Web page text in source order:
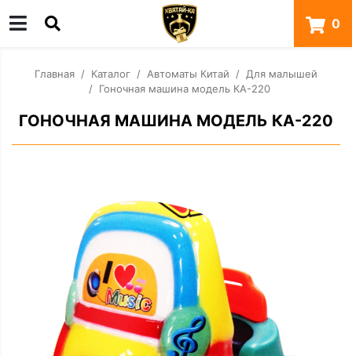
0
Главная Каталог Автоматы Китай
Для малышей
Гоночная машина модель КА-220
ГОНОЧНАЯ МАШИНА МОДЕЛЬ КА-220